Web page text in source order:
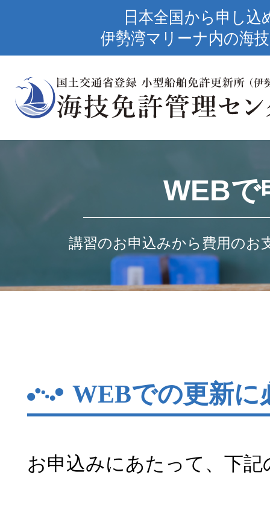
日本全国から申し
伊勢湾マリーナ内の海
WEBで
講習のお申込みから費用のお
WEBでの更新に
お申込みにあたって、下